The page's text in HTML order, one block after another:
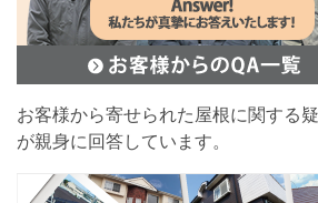
お客様から寄せられた屋根に関する
が親身に回答しています。